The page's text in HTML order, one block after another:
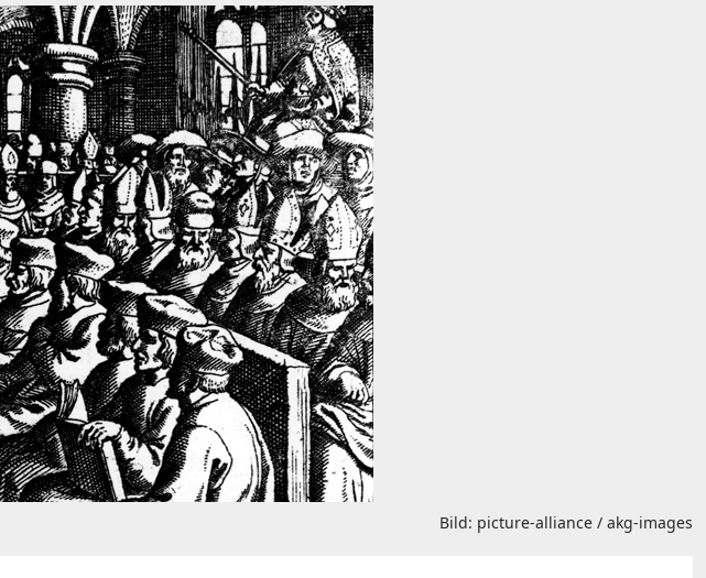
Bild: picture-alliance / akg-images